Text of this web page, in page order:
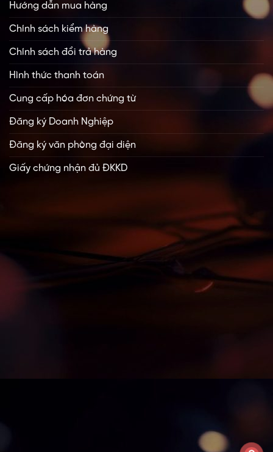
Hướng dẫn mua hàng
Chính sách kiểm hàng
Chính sách đổi trả hàng
Hình thức thanh toán
Cung cấp hóa đơn chứng từ
Đăng ký Doanh Nghiệp
Đăng ký văn phòng đại diện
Giấy chứng nhận đủ ĐKKD